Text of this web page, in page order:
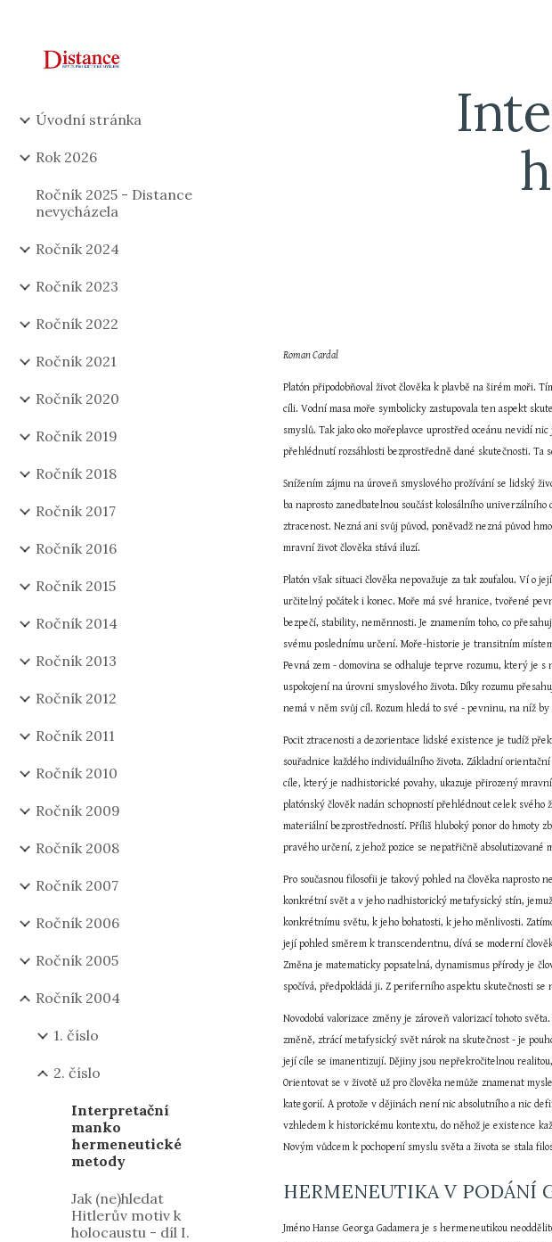
Úvodní stránka
Rok 2026
Ročník 2025 - Distance
nevycházela
Ročník 2024
Ročník 2023
Ročník 2022
Ročník 2021
Ročník 2020
Ročník 2019
Ročník 2018
Ročník 2017
Ročník 2016
Ročník 2015
Ročník 2014
Ročník 2013
Ročník 2012
Ročník 2011
Ročník 2010
Ročník 2009
Ročník 2008
Ročník 2007
Ročník 2006
Ročník 2005
Ročník 2004
1. číslo
2. číslo
Interpretační
manko
hermeneutické
metody
Jak (ne)hledat
Hitlerův motiv k
holocaustu - díl I.
Roman Cardal
Platón připodobňoval život člověka k plavbě na širém moři.
cíli. Vodní masa moře symbolicky zastupovala ten aspekt
smyslů. Tak jako oko mořeplavce uprostřed oceánu nevidí
přehlédnutí rozsáhlosti bezprostředně dané skutečnosti. Ta
Snížením zájmu na úroveň smyslového prožívání se lidský
ba naprosto zanedbatelnou součást kolosálního
ztracenost. Nezná ani svůj původ, poněvadž nezná původ
mravní život člověka stává iluzí.
Platón však situaci člověka nepovažuje za tak zoufalou. Ví o
určitelný počátek i konec. Moře má své hranice, tvořené
bezpečí, stability, neměnnosti. Je znamením toho, co
svému poslednímu určení. Moře-historie je transitním
Pevná zem - domovina se odhaluje teprve rozumu, který je
uspokojení na úrovni smyslového života. Díky rozumu
nemá v něm svůj cíl. Rozum hledá to své - pevninu, na níž
Pocit ztracenosti a dezorientace lidské existence je tudíž
souřadnice každého individuálního života. Základní
cíle, který je nadhistorické povahy, ukazuje přirozený
platónský člověk nadán schopností přehlédnout celek
materiální bezprostředností. Příliš hluboký ponor do hmoty
pravého určení, z jehož pozice se nepatřičně
Pro současnou filosofii je takový pohled na člověka
konkrétní svět a v jeho nadhistorický metafysický stín,
konkrétnímu světu, k jeho bohatosti, k jeho měnlivosti.
její pohled směrem k transcendentnu, dívá se moderní
Změna je matematicky popsatelná, dynamismus přírody je
spočívá, předpokládá ji. Z periferního aspektu skutečnosti
Novodobá valorizace změny je zároveň valorizací tohoto
změně, ztrácí metafysický svět nárok na skutečnost - je
její cíle se imanentizují. Dějiny jsou nepřekročitelnou
Orientovat se v životě už pro člověka nemůže znamenat
kategorií. A protože v dějinách není nic absolutního a nic
vzhledem k historickému kontextu, do něhož je existence
Novým vůdcem k pochopení smyslu světa a života se stala
HERMENEUTIKA V PODÁNÍ
Jméno Hanse Georga Gadamera je s hermeneutikou